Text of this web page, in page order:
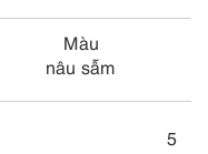
Màu
nâu sẫm
5